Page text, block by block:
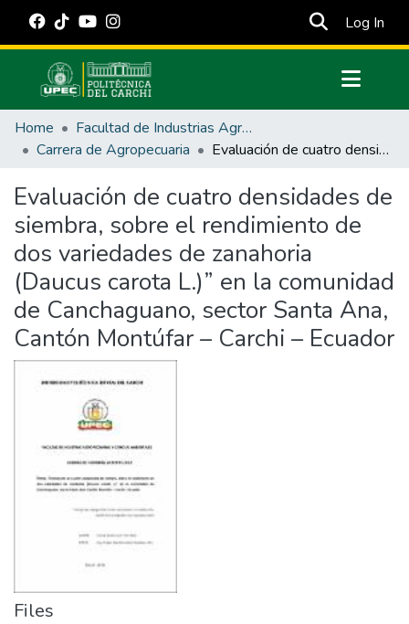
Log In
Communities & Collections
All of DSpace
Estadísticas Externas
Manuales
Home
Facultad de Industrias Agropecuarias y Ciencias Ambientales
Carrera de Agropecuaria
Evaluación de cuatro densidades de siembra, sobre el rendimiento de dos variedades de zanahoria (Daucus carota L.)” en la comunidad de Canchaguano, sector Santa Ana, Cantón Montúfar – Carchi – Ecuador
Evaluación de cuatro densidades de
siembra, sobre el rendimiento de
dos variedades de zanahoria
(Daucus carota L.)” en la comunidad
de Canchaguano, sector Santa Ana,
Cantón Montúfar – Carchi – Ecuador
Files